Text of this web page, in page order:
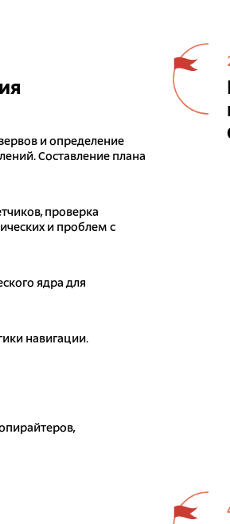
и определение
Составление плана
проверка
и проблем с
ядра для
навигации.